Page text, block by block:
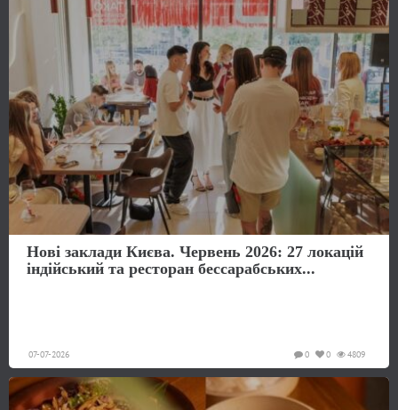
Нові заклади Києва. Червень 2026: 27 локацій
індійський та ресторан бессарабських...
07-07-2026 4809
0
0